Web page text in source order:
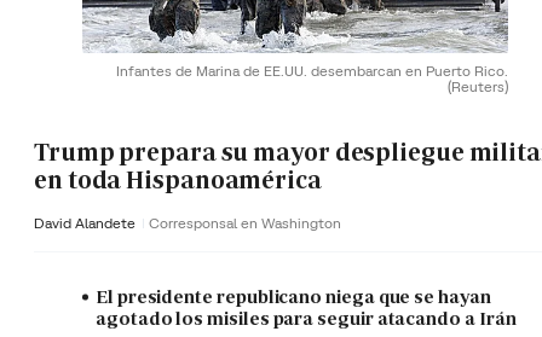
Infantes de Marina de EE.UU. desembarcan en Puerto Rico.
(Reuters)
Trump prepara su mayor despliegue
en toda Hispanoamérica
David Alandete Corresponsal en Washington
El presidente republicano niega que se hayan
agotado los misiles para seguir atacando a Irán